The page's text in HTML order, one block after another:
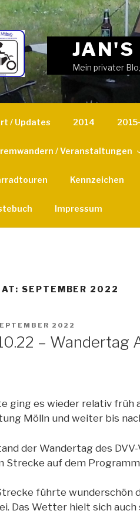
JAN'S
Mein privater
/ Updates 2014
/ Veranstaltungen
Kennzeichen
Impressum
SEPTEMBER 2022
2022
– Wandertag
ging es wieder relativ früh
Mölln und weiter bis
der Wandertag des
Strecke auf dem
führte wunderschön
Das Wetter hielt sich auch